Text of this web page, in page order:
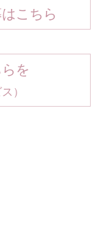
こちら
を
）